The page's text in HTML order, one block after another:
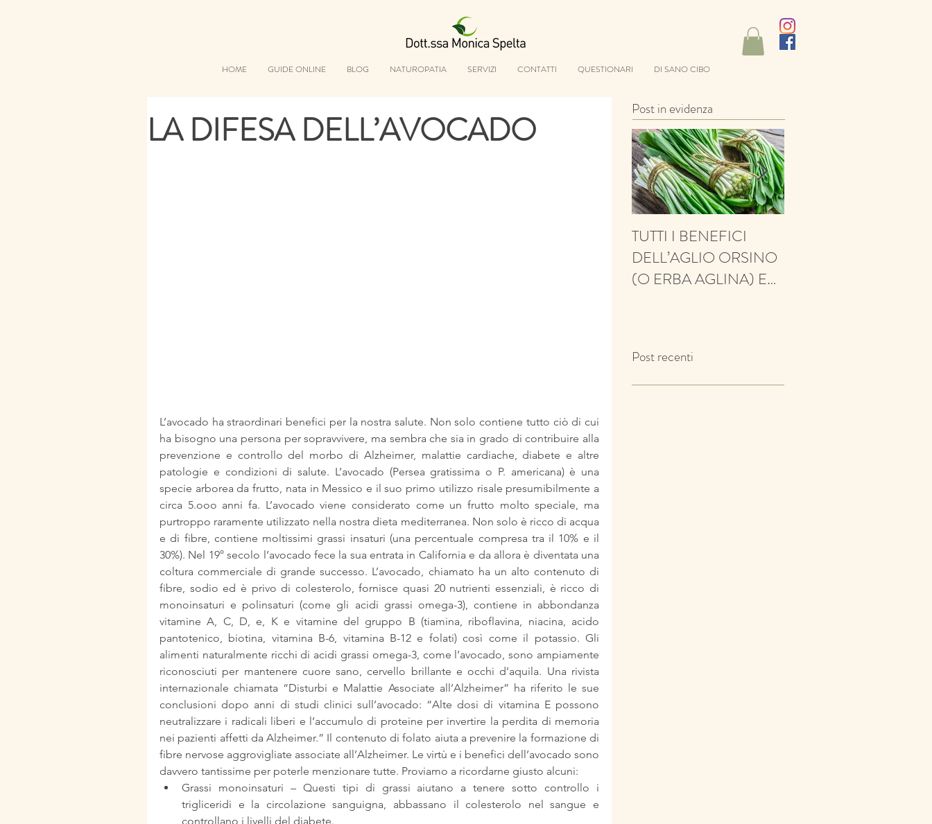
HOME GUIDE ONLINE BLOG NATUROPATIA SERVIZI CONTATTI QUESTIONARI DI SANO CIBO
LA DIFESA DELL’AVOCADO
L’avocado ha straordinari benefici per la nostra salute. Non solo contiene tutto ciò di cui
ha bisogno una persona per sopravvivere, ma sembra che sia in grado di contribuire alla
prevenzione e controllo del morbo di Alzheimer, malattie cardiache, diabete e altre
patologie e condizioni di salute. L’avocado (Persea gratissima o P. americana) è una
specie arborea da frutto, nata in Messico e il suo primo utilizzo risale presumibilmente a
circa 5.ooo anni fa. L’avocado viene considerato come un frutto molto speciale, ma
purtroppo raramente utilizzato nella nostra dieta mediterranea. Non solo è ricco di acqua
e di fibre, contiene moltissimi grassi insaturi (una percentuale compresa tra il 10% e il
30%). Nel 19° secolo l’avocado fece la sua entrata in California e da allora è diventata una
coltura commerciale di grande successo. L’avocado, chiamato ha un alto contenuto di
fibre, sodio ed è privo di colesterolo, fornisce quasi 20 nutrienti essenziali, è ricco di
monoinsaturi e polinsaturi (come gli acidi grassi omega-3), contiene in abbondanza
vitamine A, C, D, e, K e vitamine del gruppo B (tiamina, riboflavina, niacina, acido
pantotenico, biotina, vitamina B-6, vitamina B-12 e folati) così come il potassio. Gli
alimenti naturalmente ricchi di acidi grassi omega-3, come l’avocado, sono ampiamente
riconosciuti per mantenere cuore sano, cervello brillante e occhi d’aquila. Una rivista
internazionale chiamata “Disturbi e Malattie Associate all’Alzheimer” ha riferito le sue
conclusioni dopo anni di studi clinici sull’avocado: “Alte dosi di vitamina E possono
neutralizzare i radicali liberi e l’accumulo di proteine per invertire la perdita di memoria
nei pazienti affetti da Alzheimer.” Il contenuto di folato aiuta a prevenire la formazione di
fibre nervose aggrovigliate associate all’Alzheimer. Le virtù e i benefici dell’avocado sono
davvero tantissime per poterle menzionare tutte. Proviamo a ricordarne giusto alcuni:
Grassi monoinsaturi – Questi tipi di grassi aiutano a tenere sotto controllo i
trigliceridi e la circolazione sanguigna, abbassano il colesterolo nel sangue e
controllano i livelli del diabete.
Post in evidenza
TUTTI I BENEFICI
DELL’AGLIO ORSINO
(O ERBA AGLINA) E
Post recenti